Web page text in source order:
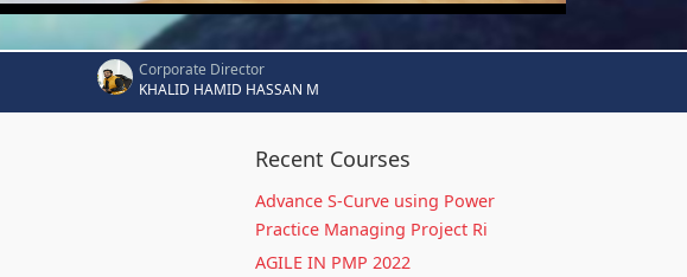
Corporate Director
KHALID HAMID HASSAN M
Recent Courses
Advance S-Curve using Power
Practice Managing Project Ri
AGILE IN PMP 2022